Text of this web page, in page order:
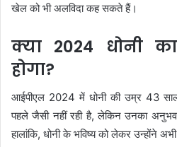
खेल को भी अलविदा कह सकते हैं।
क्या 2024 धोनी
होगा?
आईपीएल 2024 में धोनी की उम्र 43
पहले जैसी नहीं रही है, लेकिन उनका
हालांकि, धोनी के भविष्य को लेकर उन्होंने